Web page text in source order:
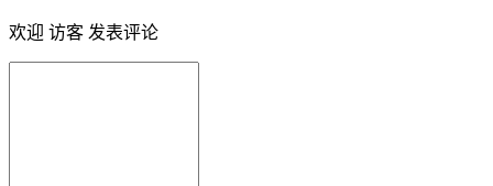
欢迎 访客 发表评论